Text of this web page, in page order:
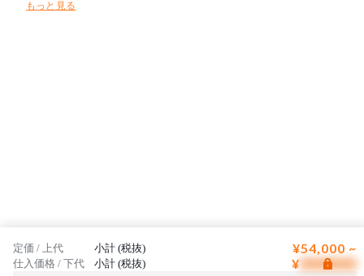
もっと見る
定価 / 上代 小計 (税抜) ¥54,000 ~
仕入価格 / 下代 小計 (税抜) ¥